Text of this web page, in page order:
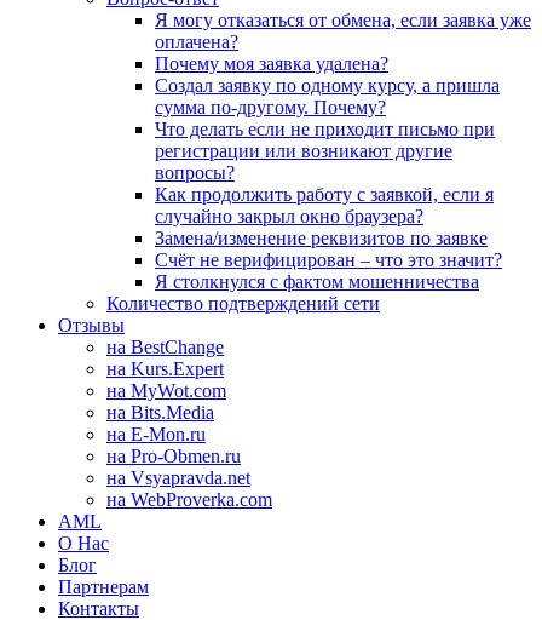
Я могу отказаться от обмена, если заявка уже
оплачена?
Почему моя заявка удалена?
Создал заявку по одному курсу, а пришла
сумма по-другому. Почему?
Что делать если не приходит письмо при
регистрации или возникают другие
вопросы?
Как продолжить работу с заявкой, если я
случайно закрыл окно браузера?
Замена/изменение реквизитов по заявке
Счёт не верифицирован – что это значит?
Я столкнулся с фактом мошенничества
Количество подтверждений сети
Отзывы
на BestChange
на Kurs.Expert
на MyWot.com
на Bits.Media
на E-Mon.ru
на Pro-Obmen.ru
на Vsyapravda.net
на WebProverka.com
AML
О Нас
Блог
Партнерам
Контакты